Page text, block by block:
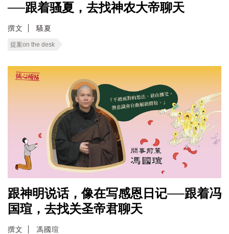
──跟着骚夏，去找神农大帝聊天
撰文 騷夏
提案on the desk
跟神明说话，像在写感恩日记──跟着冯
国瑄，去找关圣帝君聊天
撰文 馮國瑄